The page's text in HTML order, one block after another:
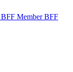
BFF MemberBFF